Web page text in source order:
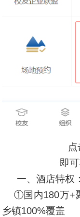
即
一、酒店特权：
①国内180万+
乡镇100%覆盖